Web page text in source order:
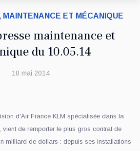
ET MÉCANIQUE
maintenance et
du 10.05.14
10 mai 2014
d'Air France KLM spécialisée dans la
vient de remporter le plus gros contrat de
milliard de dollars : depuis ses installations